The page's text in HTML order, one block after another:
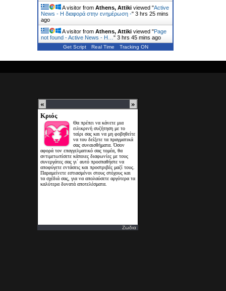
A visitor from Athens, Attiki viewed "Active
News - Η διαφορά στην ενημέρωση -" 3 hrs 25 mins
ago
A visitor from Athens, Attiki viewed "Page
not found - Active News - Η… " 3 hrs 45 mins ago
Get Script Real Time Tracking ON
Ζωδια